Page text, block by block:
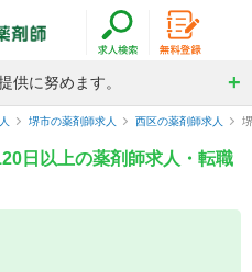
供に努めます。
堺市の薬剤師求人 西区の薬剤師求人
日以上の薬剤師求人・転職